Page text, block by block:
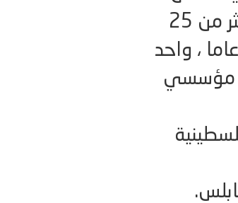
منصب أمين سر جمعية الهلال الأحمر الفلسطيني لأكثر من 25
عاما ، وأمين سر جمعية التضامن الخيرية لأكثر من 25 عاما ، واحد
مؤسسي